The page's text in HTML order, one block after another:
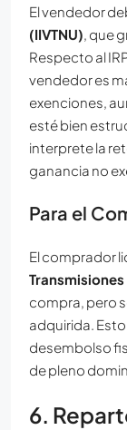
El vendedor
(IIVTNU), que
Respecto al
vendedor es
exenciones,
esté bien
interprete la
ganancia no
Para el
El comprador
compra, pero
adquirida.
desembolso
de pleno
6.